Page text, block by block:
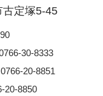
定塚5-45
30-8333
20-8851
20-8850